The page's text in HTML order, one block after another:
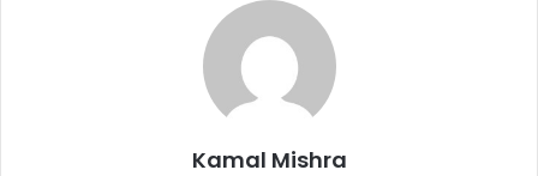
Kamal Mishra